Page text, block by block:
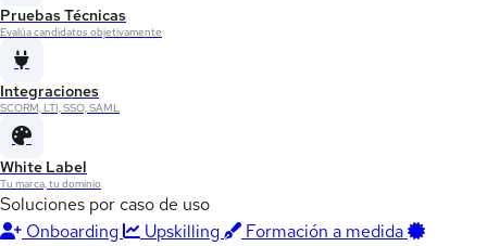
Pruebas Técnicas
Evalúa candidatos objetivamente
Integraciones
SCORM, LTI, SSO, SAML
White Label
Tu marca, tu dominio
Soluciones por caso de uso
Onboarding
Upskilling
Formación a medida